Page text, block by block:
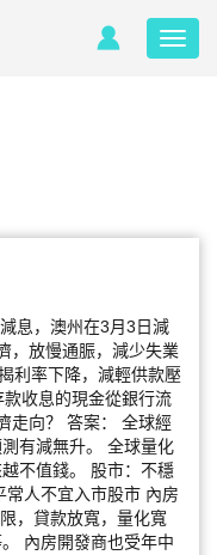
息，澳州在3月3日減
，放慢通脤，減少失業
利率下降，減輕供款壓
收息的現金從銀行流
走向？ 答案： 全球經
有減無升。 全球量化
不值錢。 股市：不穩
人不宜入市股市 內房
，貸款放寬，量化寬
內房開發商也受年中